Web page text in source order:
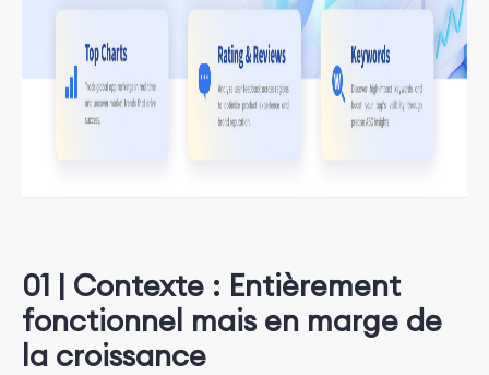
01 | Contexte : Entièrement
fonctionnel mais en marge de
la croissance